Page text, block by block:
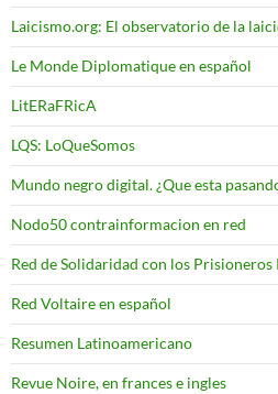
Laicismo.org: El observatorio de la
Le Monde Diplomatique en español
LitERaFRicA
LQS: LoQueSomos
Mundo negro digital. ¿Que esta
Nodo50 contrainformacion en red
Red de Solidaridad con los Prisioneros
Red Voltaire en español
Resumen Latinoamericano
Revue Noire, en frances e ingles